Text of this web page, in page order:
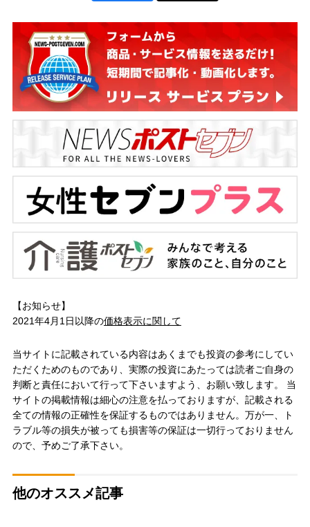
【お知らせ】
2021年4月1日以降の価格表示に関して
当サイトに記載されている内容はあくまでも投資の参考にしてい
ただくためのものであり、実際の投資にあたっては読者ご自身の
判断と責任において行って下さいますよう、お願い致します。 当
サイトの掲載情報は細心の注意を払っておりますが、記載される
全ての情報の正確性を保証するものではありません。万が一、ト
ラブル等の損失が被っても損害等の保証は一切行っておりません
ので、予めご了承下さい。
他のオススメ記事